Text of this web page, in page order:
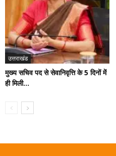
उत्तराखंड
मुख्य सचिव पद से सेवानिवृत्ति के 5 दिनों में
ही मिली...